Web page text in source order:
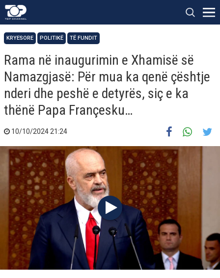
KRYESORE POLITIKË TË FUNDIT
Rama në inaugurimin e Xhamisë së
Namazgjasë: Për mua ka qenë çështje
nderi dhe peshë e detyrës, siç e ka
thënë Papa Françesku…
10/10/2024 21:24